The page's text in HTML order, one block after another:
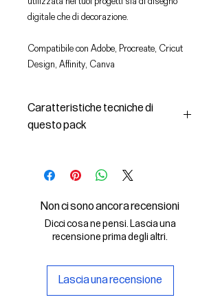
digitale che di decorazione.
Compatibile con Adobe, Procreate, Cricut
Design, Affinity, Canva
Caratteristiche tecniche di
questo pack
- le immagini descritte in formato
- la licenza d'uso delle grafiche
Il File SVG è compatibile con Adobe,
Cricut Design, Cricut
Procreate e Affinity
Non ci sono ancora recensioni
Dicci cosa ne pensi. Lascia una
recensione prima degli altri.
Lascia una recensione